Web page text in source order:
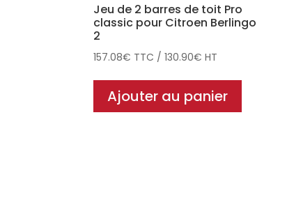
Jeu de 2 barres de toit Pro
classic pour Citroen Berlingo
2
157.08€ TTC /130.90€ HT
Ajouter au panier